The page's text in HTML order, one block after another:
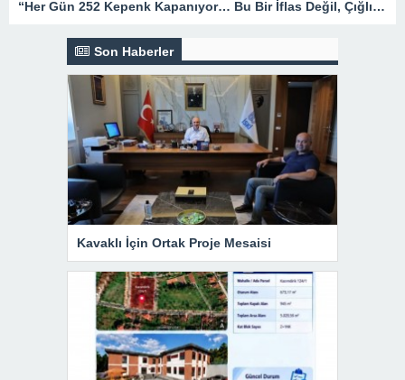
“Her Gün 252 Kepenk Kapanıyor… Bu Bir İflas Değil, Çığlıktır!”
Son Haberler
Kavaklı İçin Ortak Proje Mesaisi